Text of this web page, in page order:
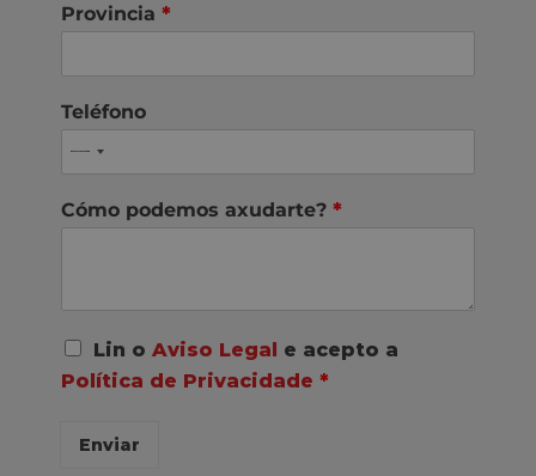
Provincia *
Teléfono
Cómo podemos axudarte? *
A
o
Lin o Aviso Legal e acepto a
Política de Privacidade *
Enviar